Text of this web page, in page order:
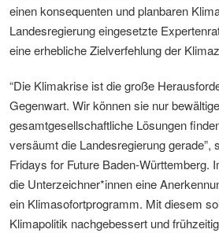
einen konsequenten und planbaren
Landesregierung eingesetzte
eine erhebliche Zielverfehlung der
“Die Klimakrise ist die große
Gegenwart. Wir können sie nur
gesamtgesellschaftliche Lösungen
versäumt die Landesregierung gerade”,
Fridays for Future Baden-Württemberg.
die Unterzeichner*innen eine
ein Klimasofortprogramm. Mit diesem
Klimapolitik nachgebessert und